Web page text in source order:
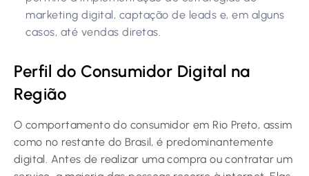
marketing digital, captação de leads e, em alguns
casos, até vendas diretas.
Perfil do Consumidor Digital na
Região
O comportamento do consumidor em Rio Preto, assim
como no restante do Brasil, é predominantemente
digital. Antes de realizar uma compra ou contratar um